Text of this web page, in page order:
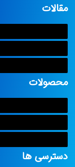
مقالات
محصولات
دسترسی ها